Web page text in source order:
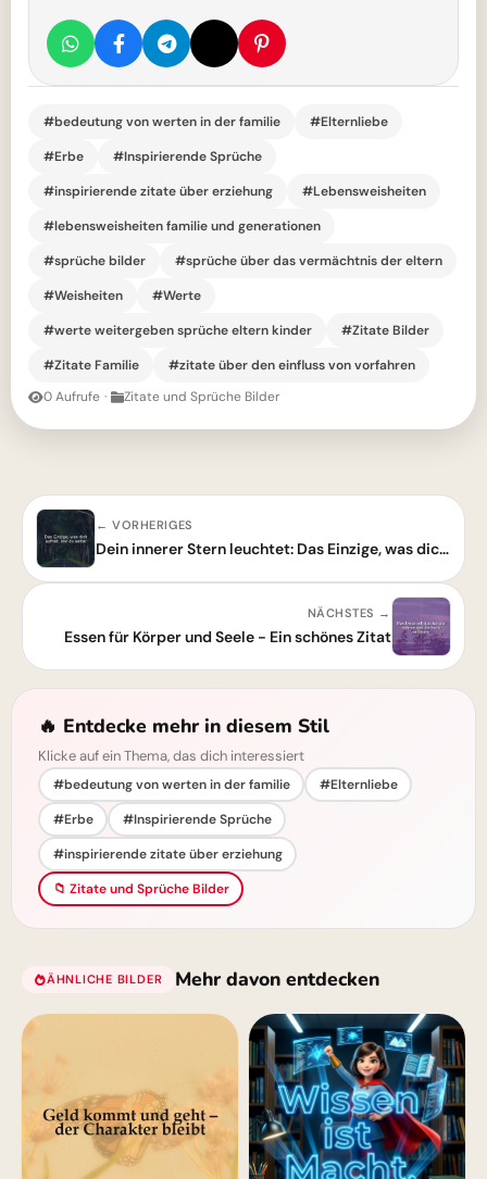
#bedeutung von werten in der familie
#Elternliebe
#Erbe
#Inspirierende Sprüche
#inspirierende zitate über erziehung
#Lebensweisheiten
#lebensweisheiten familie und generationen
#sprüche bilder
#sprüche über das vermächtnis der eltern
#Weisheiten
#Werte
#werte weitergeben sprüche eltern kinder
#Zitate Bilder
#Zitate Familie
#zitate über den einfluss von vorfahren
0 Aufrufe · Zitate und Sprüche Bilder
← VORHERIGES
Dein innerer Stern leuchtet: Das Einzige, was dich aufhält, bist du selbst.
NÄCHSTES →
Essen für Körper und Seele - Ein schönes Zitat
🔥 Entdecke mehr in diesem Stil
Klicke auf ein Thema, das dich interessiert
#bedeutung von werten in der familie
#Elternliebe
#Erbe
#Inspirierende Sprüche
#inspirierende zitate über erziehung
📁 Zitate und Sprüche Bilder
ÄHNLICHE BILDER Mehr davon entdecken
für WhatsApp